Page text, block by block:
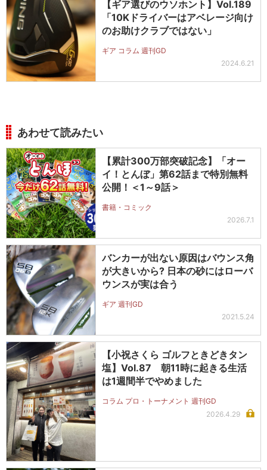
【ギア選びのウソホント】Vol.189
「10Kドライバーはアベレージ向け
のお助けクラブではない」
ギア コラム 週刊GD
2024.6.21
あわせて読みたい
【累計300万部突破記念】「オー
イ！とんぼ」第62話まで特別無料
公開！＜1～9話＞
書籍・コミック
2026.7.1
バンカーが出ない原因はバウンス角
が大きいから? 日本の砂にはローバ
ウンスが実は合う
ギア 週刊GD
2021.5.24
【小祝さくら ゴルフときどきタン
塩】Vol.87 朝11時に起きる生活
は1週間半でやめました
コラム プロ・トーナメント 週刊GD
2026.4.29